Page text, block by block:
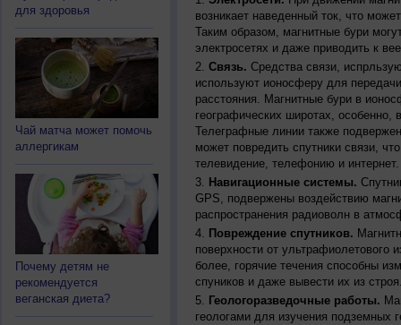
для здоровья
Чай матча может помочь
аллергикам
Почему детям не
рекомендуется
веганская диета?
возникает наведенный ток, что
Таким образом, магнитные бури
электросетях и даже приводить к
Связь. Средства связи,
используют ионосферу для
расстояния. Магнитные бури в
географических широтах,
Телеграфные линии также
может повредить спутники связи,
телевидение, телефонию и интернет.
Навигационные системы.
GPS, подвержены воздействию
распространения радиоволн в
Повреждение спутников.
поверхности от ультрафиолетового
более, горячие течения способны
спуников и даже вывести их из
Геологоразведочные работы.
геологами для изучения подземных